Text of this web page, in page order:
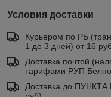
Условия доставки
Курьером по РБ
1 до 3 дней) от 16
Доставка почтой
тарифами РУП
Доставка до